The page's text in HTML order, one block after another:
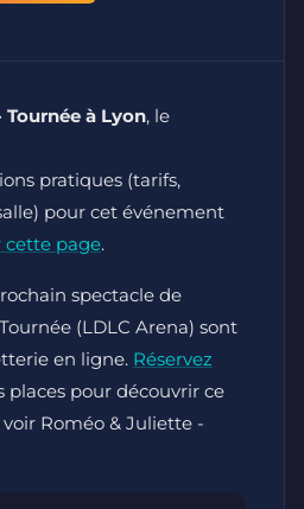
à Lyon, le
pratiques (tarifs,
pour cet événement
cette page.
spectacle de
(LDLC Arena) sont
en ligne. Réservez
places pour découvrir ce
Roméo & Juliette -